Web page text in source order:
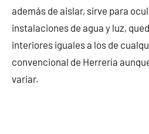
además de aislar, sirve para
instalaciones de agua y luz,
interiores iguales a los de
convencional de Herrería
variar.